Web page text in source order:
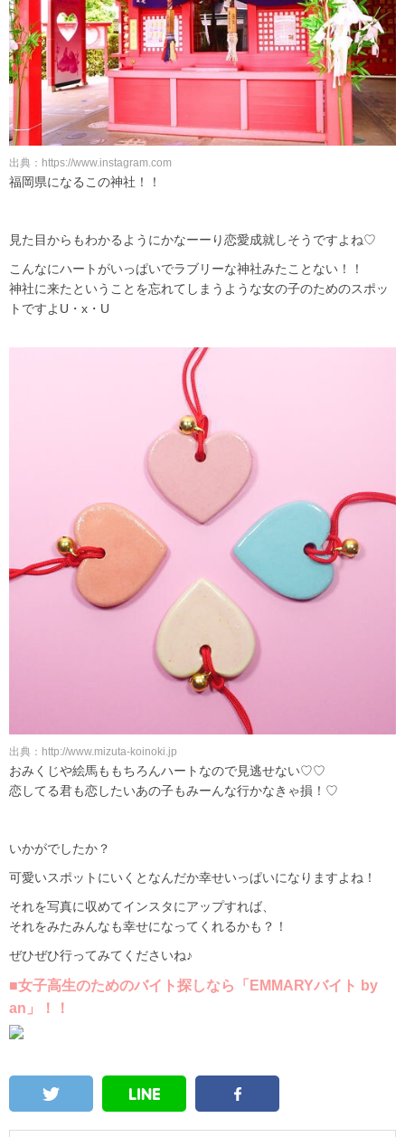
出典：https://www.instagram.com
福岡県になるこの神社！！
見た目からもわかるようにかなーーり恋愛成就しそうですよね♡
こんなにハートがいっぱいでラブリーな神社みたことない！！
神社に来たということを忘れてしまうような女の子のためのスポッ
トですよU・x・U
出典：http://www.mizuta-koinoki.jp
おみくじや絵馬ももちろんハートなので見逃せない♡♡
恋してる君も恋したいあの子もみーんな行かなきゃ損！♡
いかがでしたか？
可愛いスポットにいくとなんだか幸せいっぱいになりますよね！
それを写真に収めてインスタにアップすれば、
それをみたみんなも幸せになってくれるかも？！
ぜひぜひ行ってみてくださいね♪
■女子高生のためのバイト探しなら「EMMARYバイト by
an」！！